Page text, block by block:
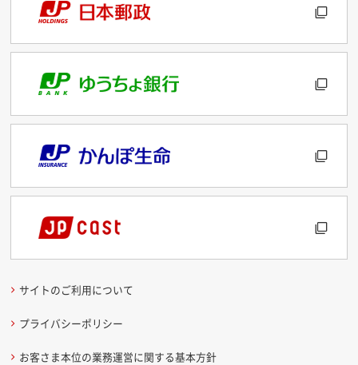
サイトのご利用について
プライバシーポリシー
お客さま本位の業務運営に関する基本方針